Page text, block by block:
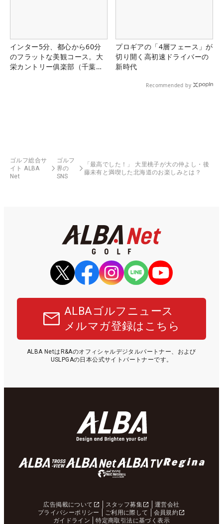
インター5分、都心から60分
のフラットな美観コース。大
栄カントリー俱楽部（千葉
プロギアの「4層フェース」が
切り開く高初速ドライバーの
新時代
Recommended by
ゴルフ総合サ
イト ALBA
Net
ゴルフ
界の
SNS
「最高でした！」 大里桃子が大の仲よし・後
藤未有と満喫した北海道のお楽しみとは？
ALBAゴルフニュース
メルマガ登録はこちら
ALBA NetはR&Aのオフィシャルデジタルパートナー、および
USLPGAの日本公式サイトパートナーです。
広告掲載について スタッフ募集
運営会社
プライバシーポリシー
ご利用に際して
会員規約
ガイドライン
特定商取引法に基づく表示